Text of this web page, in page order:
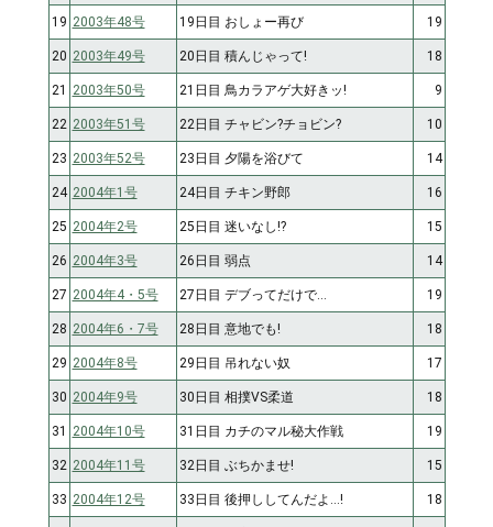
19 2003年48号 19日目 おしょー再び 19
20 2003年49号 20日目 積んじゃって! 18
21 2003年50号 21日目 鳥カラアゲ大好きッ! 9
22 2003年51号 22日目 チャビン?チョビン? 10
23 2003年52号 23日目 夕陽を浴びて 14
24 2004年1号 24日目 チキン野郎 16
25 2004年2号 25日目 迷いなし!? 15
26 2004年3号 26日目 弱点 14
27 2004年4・5号 27日目 デブってだけで… 19
28 2004年6・7号 28日目 意地でも! 18
29 2004年8号 29日目 吊れない奴 17
30 2004年9号 30日目 相撲VS柔道 18
31 2004年10号 31日目 カチのマル秘大作戦 19
32 2004年11号 32日目 ぶちかませ! 15
33 2004年12号 33日目 後押ししてんだよ…! 18